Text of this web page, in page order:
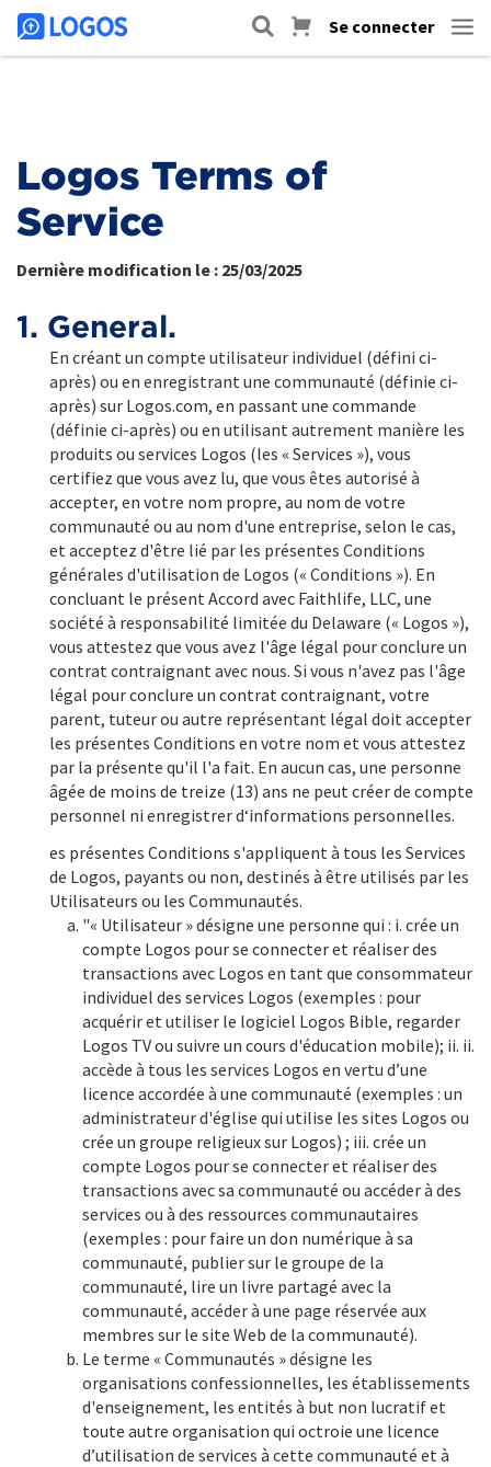
Se connecter
Logos Terms of
Service
Dernière modification le : 25/03/2025
1. General.
En créant un compte utilisateur individuel (défini ci-
après) ou en enregistrant une communauté (définie ci-
après) sur Logos.com, en passant une commande
(définie ci-après) ou en utilisant autrement manière les
produits ou services Logos (les « Services »), vous
certifiez que vous avez lu, que vous êtes autorisé à
accepter, en votre nom propre, au nom de votre
communauté ou au nom d'une entreprise, selon le cas,
et acceptez d'être lié par les présentes Conditions
générales d'utilisation de Logos (« Conditions »). En
concluant le présent Accord avec Faithlife, LLC, une
société à responsabilité limitée du Delaware (« Logos »),
vous attestez que vous avez l'âge légal pour conclure un
contrat contraignant avec nous. Si vous n'avez pas l'âge
légal pour conclure un contrat contraignant, votre
parent, tuteur ou autre représentant légal doit accepter
les présentes Conditions en votre nom et vous attestez
par la présente qu'il l'a fait. En aucun cas, une personne
âgée de moins de treize (13) ans ne peut créer de compte
personnel ni enregistrer d‘informations personnelles.
es présentes Conditions s'appliquent à tous les Services
de Logos, payants ou non, destinés à être utilisés par les
Utilisateurs ou les Communautés.
"« Utilisateur » désigne une personne qui : i. crée un
compte Logos pour se connecter et réaliser des
transactions avec Logos en tant que consommateur
individuel des services Logos (exemples : pour
acquérir et utiliser le logiciel Logos Bible, regarder
Logos TV ou suivre un cours d'éducation mobile); ii. ii.
accède à tous les services Logos en vertu d’une
licence accordée à une communauté (exemples : un
administrateur d'église qui utilise les sites Logos ou
crée un groupe religieux sur Logos) ; iii. crée un
compte Logos pour se connecter et réaliser des
transactions avec sa communauté ou accéder à des
services ou à des ressources communautaires
(exemples : pour faire un don numérique à sa
communauté, publier sur le groupe de la
communauté, lire un livre partagé avec la
communauté, accéder à une page réservée aux
membres sur le site Web de la communauté).
Le terme « Communautés » désigne les
organisations confessionnelles, les établissements
d'enseignement, les entités à but non lucratif et
toute autre organisation qui octroie une licence
d’utilisation de services à cette communauté et à